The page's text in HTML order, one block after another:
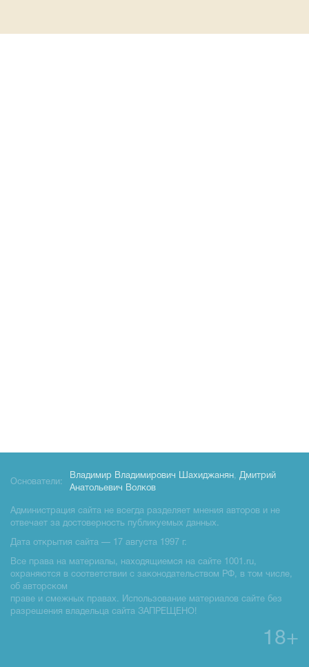
Основатели:
Владимир Владимирович Шахиджанян, Дмитрий
Анатольевич Волков
Администрация сайта не всегда разделяет мнения авторов и не
отвечает за достоверность публикуемых данных.
Дата открытия сайта — 17 августа 1997 г.
Все права на материалы, находящиемся на сайте 1001.ru,
охраняются в соответствии с законодательством РФ, в том числе,
об авторском
праве и смежных правах. Использование материалов сайте без
разрешения владельца сайта ЗАПРЕЩЕНО!
18+